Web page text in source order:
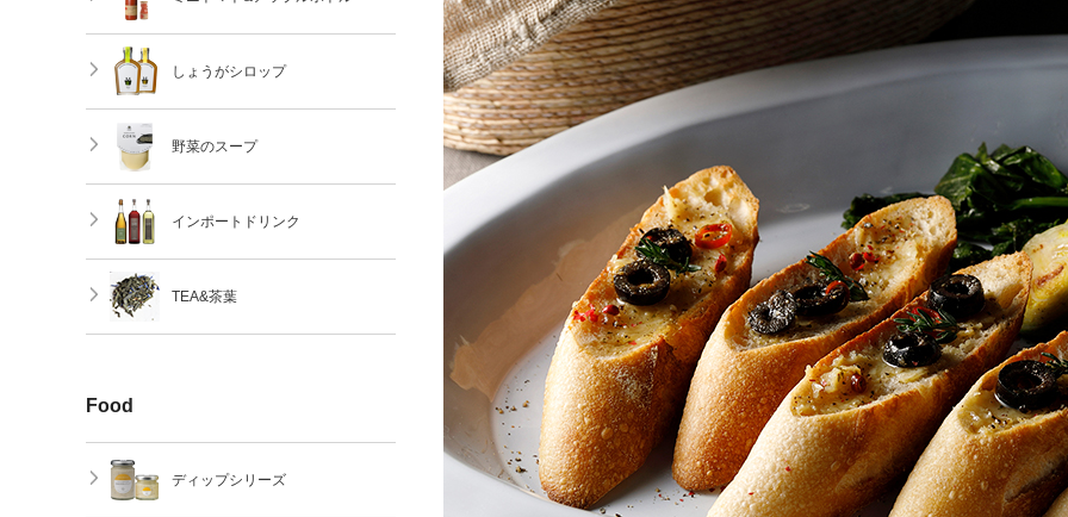
しょうがシロップ
野菜のスープ
インポートドリンク
TEA&茶葉
Food
ディップシリーズ